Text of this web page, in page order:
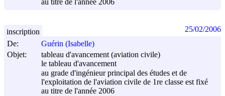
au titre de l'année 2006
De:
Guérin (Isabelle)
Objet:
tableau d'avancement (aviation civile)
le tableau d'avancement
au grade d'ingénieur principal des études et de
l'exploitation de l'aviation civile de 1re classe est fixé
au titre de l'année 2006
inscription 25/02/2006